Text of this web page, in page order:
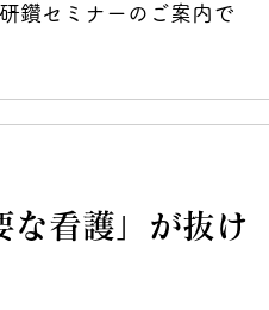
鑽セミナーのご案内で
な看護」が抜け